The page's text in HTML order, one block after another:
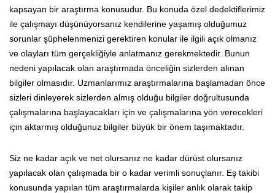
kapsayan bir araştırma konusudur. Bu konuda özel dedektiflerimiz
ile çalışmayı düşünüyorsanız kendilerine yaşamış olduğumuz
sorunlar şüphelenmenizi gerektiren konular ile ilgili açık olmanız
ve olayları tüm gerçekliğiyle anlatmanız gerekmektedir. Bunun
nedeni yapılacak olan araştırmada önceliğin sizlerden alınan
bilgiler olmasıdır. Uzmanlarımız araştırmalarına başlamadan önce
sizleri dinleyerek sizlerden almış olduğu bilgiler doğrultusunda
çalışmalarına başlayacakları için ve çalışmalarına yön verecekleri
için aktarmış olduğunuz bilgiler büyük bir önem taşımaktadır.
Siz ne kadar açık ve net olursanız ne kadar dürüst olursanız
yapılacak olan çalışmada bir o kadar verimli sonuçlanır. Eş takibi
konusunda yapılan tüm araştırmalarda kişiler anlık olarak takip